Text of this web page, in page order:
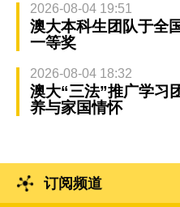
2026-08-04 19:51
澳大本科生团队于全
一等奖
2026-08-04 18:32
澳大“三法”推广学
养与家国情怀
订阅频道